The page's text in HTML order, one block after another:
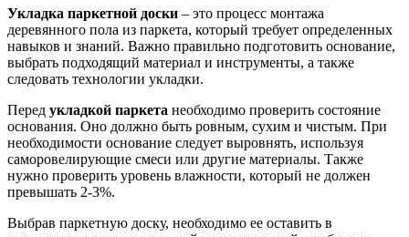
Укладка паркетной доски – это процесс монтажа
деревянного пола из паркета, который требует определенных
навыков и знаний. Важно правильно подготовить основание,
выбрать подходящий материал и инструменты, а также
следовать технологии укладки.
Перед укладкой паркета необходимо проверить состояние
основания. Оно должно быть ровным, сухим и чистым. При
необходимости основание следует выровнять, используя
саморовелирующие смеси или другие материалы. Также
нужно проверить уровень влажности, который не должен
превышать 2-3%.
Выбрав паркетную доску, необходимо ее оставить в